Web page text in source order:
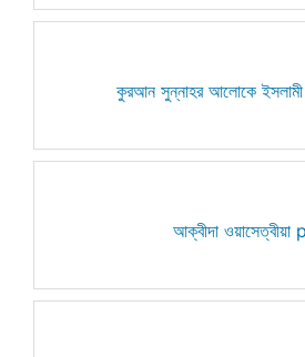
কুরআন সুন্নাহর আলোকে
আক্বীদা